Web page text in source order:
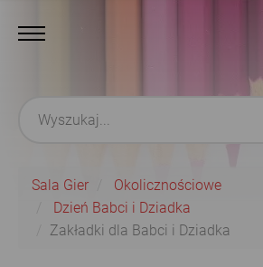
Sala Gier
Okolicznościowe
Dzień Babci i Dziadka
Zakładki dla Babci i Dziadka